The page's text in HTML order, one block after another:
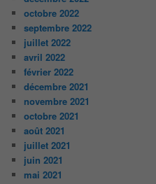
octobre 2022
septembre 2022
juillet 2022
avril 2022
février 2022
décembre 2021
novembre 2021
octobre 2021
août 2021
juillet 2021
juin 2021
mai 2021